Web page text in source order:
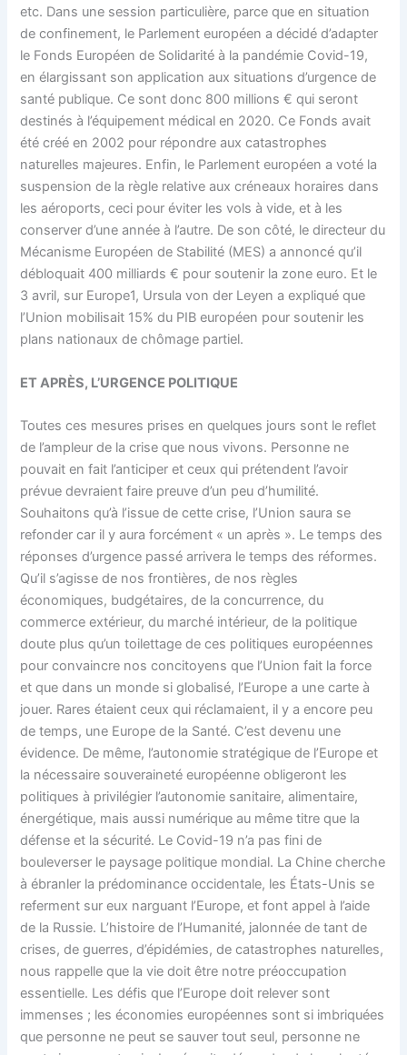
etc. Dans une session particulière, parce que en situation
de confinement, le Parlement européen a décidé d’adapter
le Fonds Européen de Solidarité à la pandémie Covid-19,
en élargissant son application aux situations d’urgence de
santé publique. Ce sont donc 800 millions € qui seront
destinés à l’équipement médical en 2020. Ce Fonds avait
été créé en 2002 pour répondre aux catastrophes
naturelles majeures. Enfin, le Parlement européen a voté la
suspension de la règle relative aux créneaux horaires dans
les aéroports, ceci pour éviter les vols à vide, et à les
conserver d’une année à l’autre. De son côté, le directeur du
Mécanisme Européen de Stabilité (MES) a annoncé qu’il
débloquait 400 milliards € pour soutenir la zone euro. Et le
3 avril, sur Europe1, Ursula von der Leyen a expliqué que
l’Union mobilisait 15% du PIB européen pour soutenir les
plans nationaux de chômage partiel.
ET APRÈS, L’URGENCE POLITIQUE
Toutes ces mesures prises en quelques jours sont le reflet
de l’ampleur de la crise que nous vivons. Personne ne
pouvait en fait l’anticiper et ceux qui prétendent l’avoir
prévue devraient faire preuve d’un peu d’humilité.
Souhaitons qu’à l’issue de cette crise, l’Union saura se
refonder car il y aura forcément « un après ». Le temps des
réponses d’urgence passé arrivera le temps des réformes.
Qu’il s’agisse de nos frontières, de nos règles
économiques, budgétaires, de la concurrence, du
commerce extérieur, du marché intérieur, de la politique
doute plus qu’un toilettage de ces politiques européennes
pour convaincre nos concitoyens que l’Union fait la force
et que dans un monde si globalisé, l’Europe a une carte à
jouer. Rares étaient ceux qui réclamaient, il y a encore peu
de temps, une Europe de la Santé. C’est devenu une
évidence. De même, l’autonomie stratégique de l’Europe et
la nécessaire souveraineté européenne obligeront les
politiques à privilégier l’autonomie sanitaire, alimentaire,
énergétique, mais aussi numérique au même titre que la
défense et la sécurité. Le Covid-19 n’a pas fini de
bouleverser le paysage politique mondial. La Chine cherche
à ébranler la prédominance occidentale, les États-Unis se
referment sur eux narguant l’Europe, et font appel à l’aide
de la Russie. L’histoire de l’Humanité, jalonnée de tant de
crises, de guerres, d’épidémies, de catastrophes naturelles,
nous rappelle que la vie doit être notre préoccupation
essentielle. Les défis que l’Europe doit relever sont
immenses ; les économies européennes sont si imbriquées
que personne ne peut se sauver tout seul, personne ne